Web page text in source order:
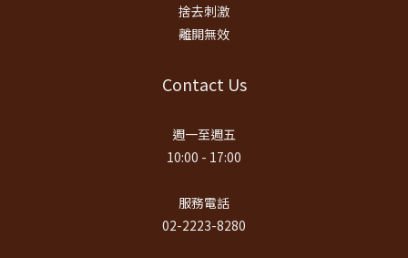
捨去刺激
離開無效
Contact Us
週一至週五
10:00 - 17:00
服務電話
02-2223-8280